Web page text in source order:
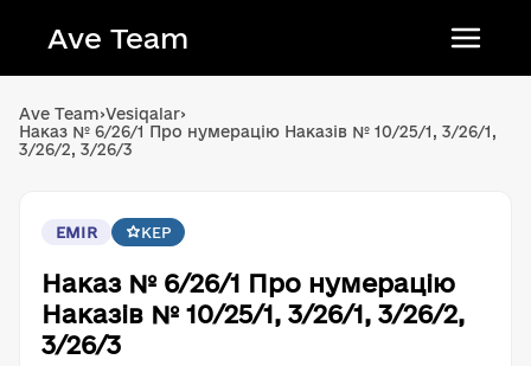
Ave Team
Qırımtatar tili
Ave Team›Vesiqalar›
Наказ № 6/26/1 Про нумерацію Наказів № 10/25/1, 3/26/1,
3/26/2, 3/26/3
EMIR KEP
Наказ № 6/26/1 Про нумерацію
Наказів № 10/25/1, 3/26/1, 3/26/2,
3/26/3